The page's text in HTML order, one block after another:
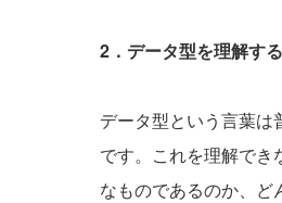
2 ．データ型を理解する
データ型という言葉
です。これを理解で
なものであるのか、ど